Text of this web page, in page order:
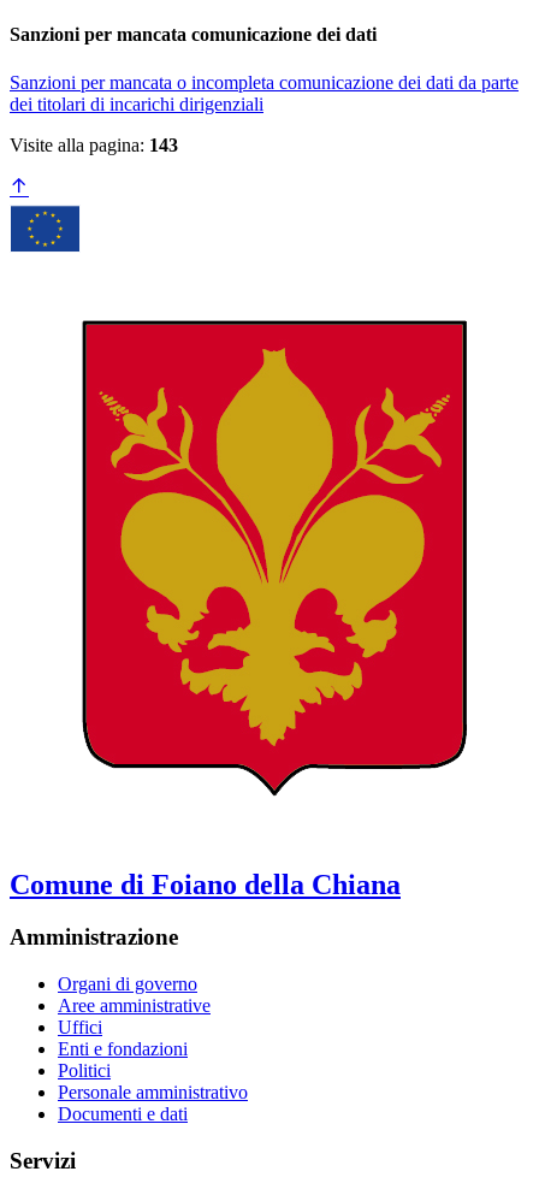
Sanzioni per mancata comunicazione dei dati
Sanzioni per mancata o incompleta comunicazione dei dati da parte
dei titolari di incarichi dirigenziali
Visite alla pagina: 143
Comune di Foiano della Chiana
Amministrazione
Organi di governo
Aree amministrative
Uffici
Enti e fondazioni
Politici
Personale amministrativo
Documenti e dati
Servizi